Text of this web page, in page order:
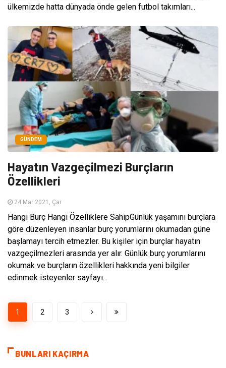
ülkemizde hatta dünyada önde gelen futbol takımları...
GÜNDEM
Hayatın Vazgeçilmezi Burçların
Özellikleri
24 Mar 2021, Çar
Hangi Burç Hangi Özelliklere SahipGünlük yaşamını burçlara
göre düzenleyen insanlar burç yorumlarını okumadan güne
başlamayı tercih etmezler. Bu kişiler için burçlar hayatın
vazgeçilmezleri arasında yer alır. Günlük burç yorumlarını
okumak ve burçların özellikleri hakkında yeni bilgiler
edinmek isteyenler sayfayı...
1 2 3
BUNLARI KAÇIRMA